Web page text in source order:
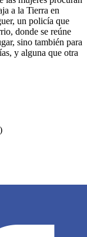
a la Tierra en
un policía que
donde se reúne
sino también para
y alguna que otra